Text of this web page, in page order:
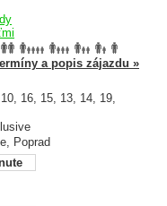
a popis zájazdu »
16, 15, 13, 14, 19,
Poprad